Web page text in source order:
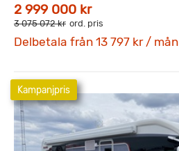
2 999 000 kr
3 075 072 kr ord. pris
Delbetala från 13 797 kr / mån
Kampanjpris